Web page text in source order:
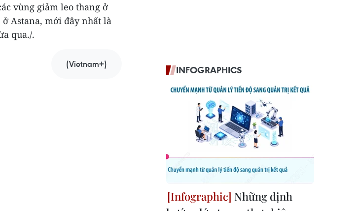
vùng giảm leo thang ở
ở Astana, mới đây nhất là
qua./.
(Vietnam+)
INFOGRAPHICS
Những định